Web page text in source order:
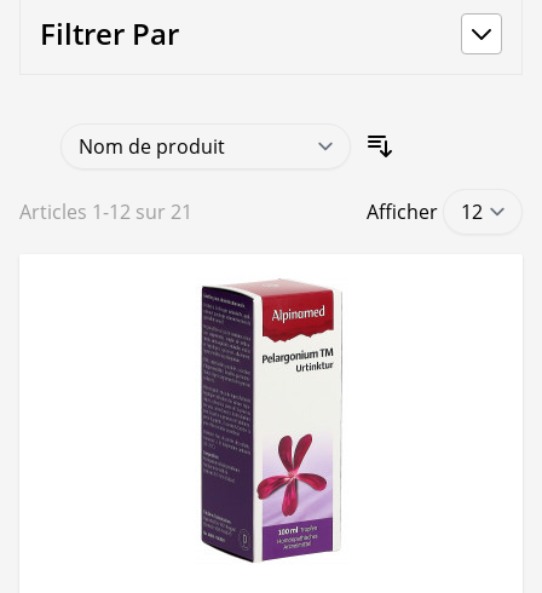
Filtrer Par
Articles 1-12 sur 21 Afficher